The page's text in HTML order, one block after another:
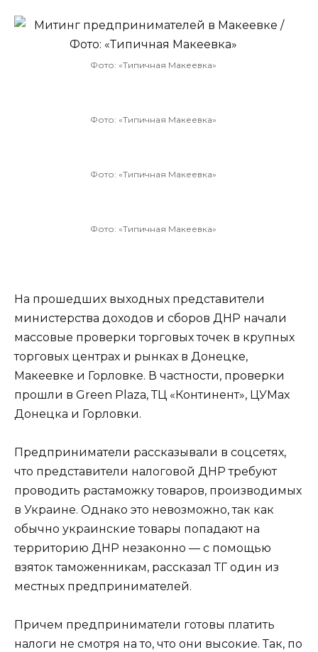
Фото: «Типичная Макеевка»
Фото: «Типичная Макеевка»
Фото: «Типичная Макеевка»
Фото: «Типичная Макеевка»
На прошедших выходных представители
министерства доходов и сборов ДНР начали
массовые проверки торговых точек в крупных
торговых центрах и рынках в Донецке,
Макеевке и Горловке. В частности, проверки
прошли в Green Plaza, ТЦ «Континент», ЦУМах
Донецка и Горловки.
Предприниматели рассказывали в соцсетях,
что представители налоговой ДНР требуют
проводить растаможку товаров, производимых
в Украине. Однако это невозможно, так как
обычно украинские товары попадают на
территорию ДНР незаконно — с помощью
взяток таможенникам, рассказал ТГ один из
местных предпринимателей.
Причем предприниматели готовы платить
налоги не смотря на то, что они высокие. Так, по